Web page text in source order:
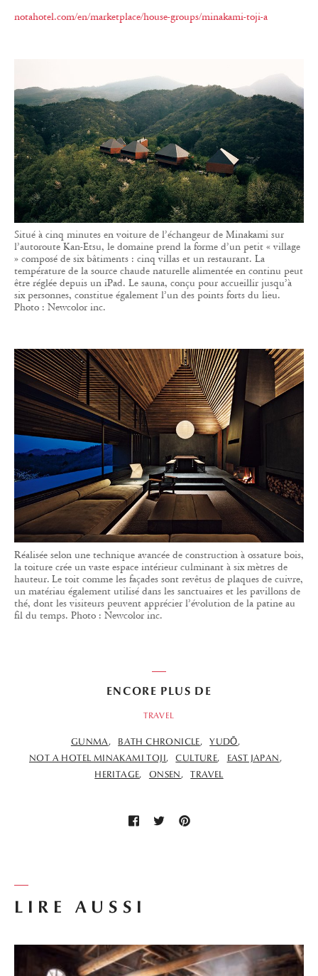
notahotel.com/en/marketplace/house-groups/minakami-toji-a
Situé à cinq minutes en voiture de l’échangeur de Minakami sur
l’autoroute Kan-Etsu, le domaine prend la forme d’un petit « village
» composé de six bâtiments : cinq villas et un restaurant. La
température de la source chaude naturelle alimentée en continu peut
être réglée depuis un iPad. Le sauna, conçu pour accueillir jusqu’à
six personnes, constitue également l’un des points forts du lieu.
Photo : Newcolor inc.
Réalisée selon une technique avancée de construction à ossature bois,
la toiture crée un vaste espace intérieur culminant à six mètres de
hauteur. Le toit comme les façades sont revêtus de plaques de cuivre,
un matériau également utilisé dans les sanctuaires et les pavillons de
thé, dont les visiteurs peuvent apprécier l’évolution de la patine au
fil du temps. Photo : Newcolor inc.
LIRE AUSSI
ENCORE PLUS DE
TRAVEL
GUNMA BATH CHRONICLE
YUDŌ
NOT A HOTEL MINAKAMI TOJI
CULTURE
EAST JAPAN
HERITAGE
ONSEN TRAVEL